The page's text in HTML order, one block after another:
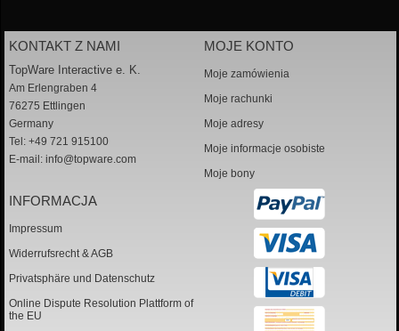
KONTAKT Z NAMI
TopWare Interactive e. K.
Am Erlengraben 4
76275 Ettlingen
Germany
Tel: +49 721 915100
E-mail: info@topware.com
MOJE KONTO
Moje zamówienia
Moje rachunki
Moje adresy
Moje informacje osobiste
Moje bony
INFORMACJA
Impressum
Widerrufsrecht & AGB
Privatsphäre und Datenschutz
Online Dispute Resolution Plattform of
the EU